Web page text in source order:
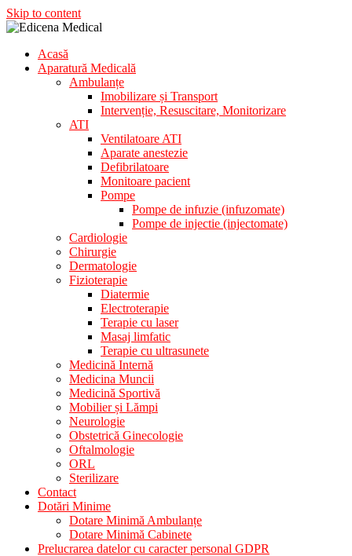
Skip to content
Edicena Medical
Aparatura Medicala
Acasă
Aparatură Medicală
Ambulanțe
Imobilizare și Transport
Intervenție, Resuscitare, Monitorizare
ATI
Ventilatoare ATI
Aparate anestezie
Defibrilatoare
Monitoare pacient
Pompe
Pompe de infuzie (infuzomate)
Pompe de injectie (injectomate)
Cardiologie
Chirurgie
Dermatologie
Fizioterapie
Diatermie
Electroterapie
Terapie cu laser
Masaj limfatic
Terapie cu ultrasunete
Medicină Internă
Medicina Muncii
Medicină Sportivă
Mobilier și Lămpi
Neurologie
Obstetrică Ginecologie
Oftalmologie
ORL
Sterilizare
Contact
Dotări Minime
Dotare Minimă Ambulanțe
Dotare Minimă Cabinete
Prelucrarea datelor cu caracter personal GDPR